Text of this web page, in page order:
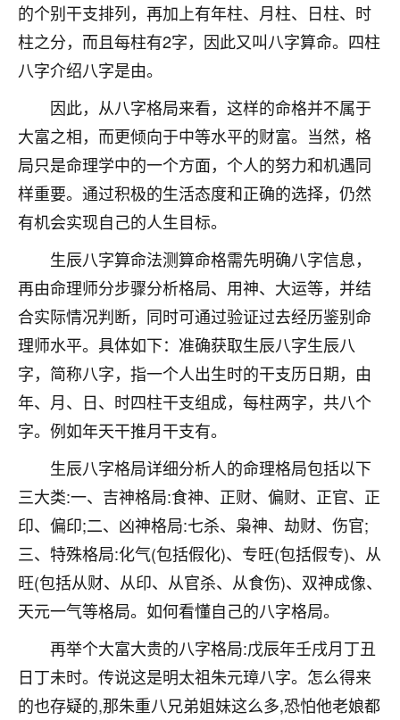
的个别干支排列，再加上有年柱、月柱、日柱、时
柱之分，而且每柱有2字，因此又叫八字算命。四柱
八字介绍八字是由。
因此，从八字格局来看，这样的命格并不属于
大富之相，而更倾向于中等水平的财富。当然，格
局只是命理学中的一个方面，个人的努力和机遇同
样重要。通过积极的生活态度和正确的选择，仍然
有机会实现自己的人生目标。
生辰八字算命法测算命格需先明确八字信息，
再由命理师分步骤分析格局、用神、大运等，并结
合实际情况判断，同时可通过验证过去经历鉴别命
理师水平。具体如下：准确获取生辰八字生辰八
字，简称八字，指一个人出生时的干支历日期，由
年、月、日、时四柱干支组成，每柱两字，共八个
字。例如年天干推月干支有。
生辰八字格局详细分析人的命理格局包括以下
三大类:一、吉神格局:食神、正财、偏财、正官、正
印、偏印;二、凶神格局:七杀、枭神、劫财、伤官;
三、特殊格局:化气(包括假化)、专旺(包括假专)、从
旺(包括从财、从印、从官杀、从食伤)、双神成像、
天元一气等格局。如何看懂自己的八字格局。
再举个大富大贵的八字格局:戊辰年壬戌月丁丑
日丁未时。传说这是明太祖朱元璋八字。怎么得来
的也存疑的,那朱重八兄弟姐妹这么多,恐怕他老娘都
鹿森：你可以找老师看看，人有时不服命不行
啊！
太阳当空赵：我也做餐饮的，生意不算大，但
是我从找店开始都是找慧来老师跟进的，选
址、风水、还有开业日子，哪哪都看了，虽然
大环境不好，但是我家生意还可以，前几天又
刚找老师做了补财库，希望财运更好一点！
2小时前 来自海南 18
梦醒时分
我女儿高二叛逆，大半年不上学，一说她就要死要活
的，把我们两口子愁的不行，朋友给我推荐的慧来老
师，一开始我是病急乱投医，这半年来，法事一个个
做完，我女儿跟变了个人一样，不期望她能考多好的
大学，只要能安安稳稳的把书读了，身体心理都健健
康康的我就很知足了！
鹿森 ：可怜天下父母心啊！
3小时前 来自河北
付深
我是公司人事调整，有升迁机会，但同时竞争的我们
三个，找老师的时候是抱着侥幸心理，没想到老师看
着我晋升有望，我半信半疑的按照老师建议，做了化
太岁还有一个发钱粮，本来年前的人事调整，拖到年
后，我以为都没戏了，结果开年一上班，开会提拔升
职第一个就是我，职务无所谓，主要是底薪加了
鹿森 ：恭喜升职加薪！！，请客吗？�
12小时前 来自北京 32